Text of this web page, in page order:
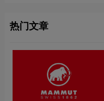
热门文章